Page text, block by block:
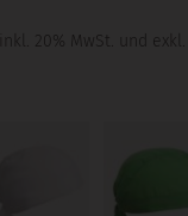
inkl. 20% MwSt. und exkl.